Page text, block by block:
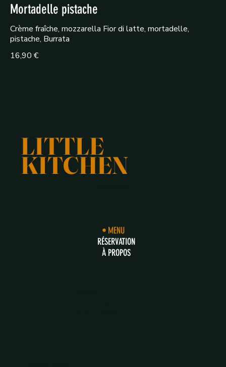
Mortadelle pistache
Crème fraîche, mozzarella Fior di latte, mortadelle,
pistache, Burrata
16,90 €
LITTLE
KITCHEN
MENU
RÉSERVATION
À PROPOS